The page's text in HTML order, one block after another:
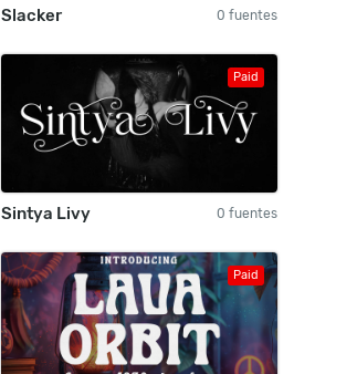
Slacker 0 fuentes
Paid
Sintya Livy 0 fuentes
Paid